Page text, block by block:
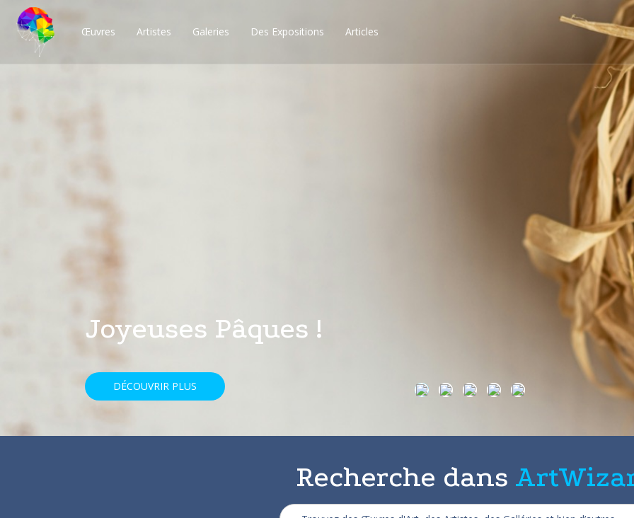
Œuvres Artistes Galeries Des Expositions Articles
Des milliers de possibilités, obtenez les
avec une réduction de 25%
DÉCOUVRIR PLUS
Recherche dans